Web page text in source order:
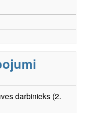
darbinieks (2.